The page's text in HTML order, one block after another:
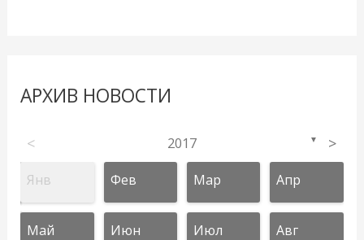
АРХИВ НОВОСТИ
< 2017 ▼ >
Янв Фев Мар Апр
Май Июн Июл Авг